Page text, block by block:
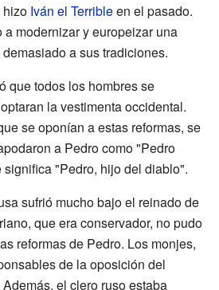
hizo Iván el Terribleen el pasado.
modernizar y europeizar una
a sus tradiciones.
que todos los hombres se
la vestimenta occidental.
se oponían a estas reformas, se
a Pedro como "Pedro
"Pedro, hijo del diablo".
sufrió mucho bajo el reinado de
que era conservador, no pudo
reformas de Pedro. Los monjes,
de la oposición del
el clero ruso estaba